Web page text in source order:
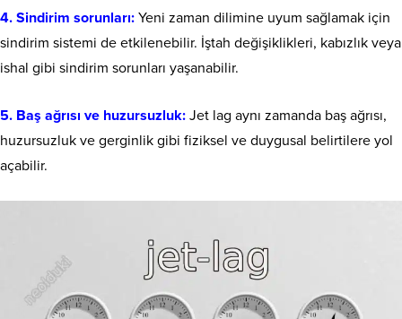
4. Sindirim sorunları: Yeni zaman dilimine uyum sağlamak için
sindirim sistemi de etkilenebilir. İştah değişiklikleri, kabızlık veya
ishal gibi sindirim sorunları yaşanabilir.
5. Baş ağrısı ve huzursuzluk: Jet lag aynı zamanda baş ağrısı,
huzursuzluk ve gerginlik gibi fiziksel ve duygusal belirtilere yol
açabilir.